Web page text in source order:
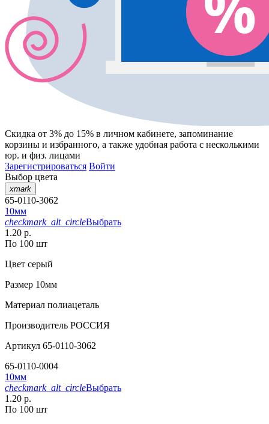
Скидка от 3% до 15% в личном кабинете, запоминание
корзины и избранного, а также удобная работа с несколькими
юр. и физ. лицами
Зарегистрироваться Войти
Выбор цвета
xmark
65-0110-3062
10мм
checkmark_alt_circleВыбрать
1.20 р.
По 100 шт
Цвет серый
Размер 10мм
Материал полиацеталь
Производитель РОССИЯ
Артикул 65-0110-3062
65-0110-0004
10мм
checkmark_alt_circleВыбрать
1.20 р.
По 100 шт